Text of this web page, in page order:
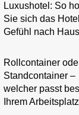
Luxushotel: So
Sie sich das
Gefühl nach
Rollcontainer
Standcontainer –
welcher passt
Ihrem